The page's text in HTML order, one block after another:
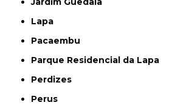
Lapa
Pacaembu
Parque Residencial da Lapa
Perdizes
Perus